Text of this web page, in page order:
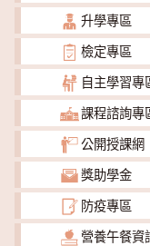
升學專區
檢定專區
自主學習專
課程諮詢專
公開授課網
獎助學金
防疫專區
營養午餐資